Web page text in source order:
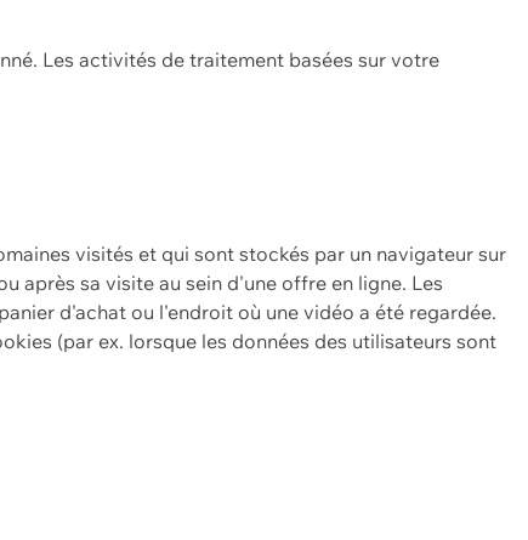
Les activités de traitement basées sur votre
visités et qui sont stockés par un navigateur sur
après sa visite au sein d'une offre en ligne. Les
d'achat ou l'endroit où une vidéo a été regardée.
(par ex. lorsque les données des utilisateurs sont